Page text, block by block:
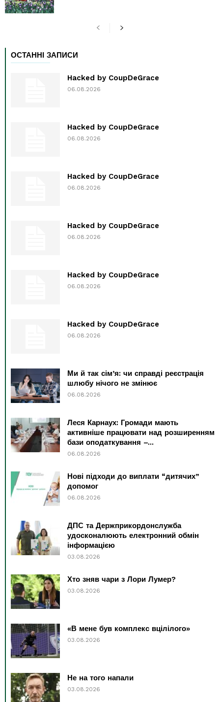
ОСТАННІ ЗАПИСИ
Hacked by CoupDeGrace
06.08.2026
Hacked by CoupDeGrace
06.08.2026
Hacked by CoupDeGrace
06.08.2026
Hacked by CoupDeGrace
06.08.2026
Hacked by CoupDeGrace
06.08.2026
Hacked by CoupDeGrace
06.08.2026
Ми й так сім’я: чи справді реєстрація
шлюбу нічого не змінює
06.08.2026
Леся Карнаух: Громади мають
активніше працювати над розширенням
бази оподаткування –...
06.08.2026
Нові підходи до виплати “дитячих”
допомог
06.08.2026
ДПС та Держприкордонслужба
удосконалюють електронний обмін
інформацією
03.08.2026
Хто зняв чари з Лори Лумер?
03.08.2026
«В мене був комплекс вцілілого»
03.08.2026
Не на того напали
03.08.2026